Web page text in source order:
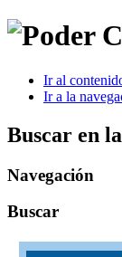
Ir al
Ir a la
Buscar en
Navegación
Buscar